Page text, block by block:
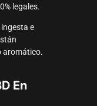
legales.
e
aromático.
En